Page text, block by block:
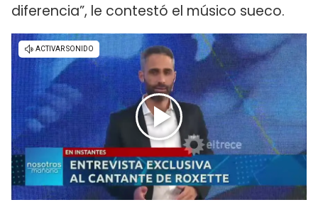
diferencia”, le contestó el músico sueco.